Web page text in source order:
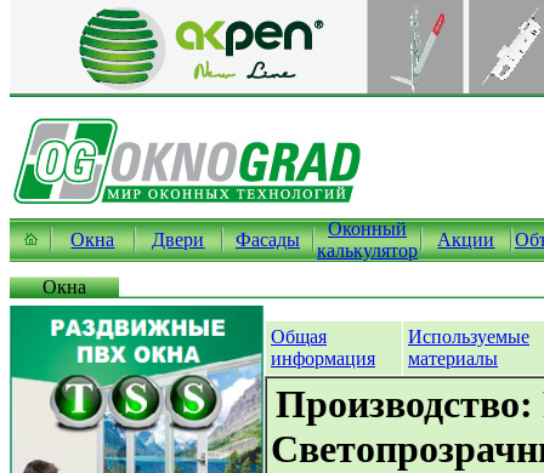
Окна Двери Фасады
Оконный
калькулятор
Акции
Окна
Общая
информация
Используемые
материалы